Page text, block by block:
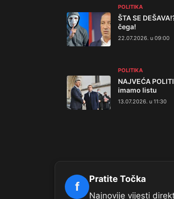
POLITIKA
ŠTA SE
čega!
22.07.2026. u 09:00
POLITIKA
NAJVEĆA
imamo listu
13.07.2026. u 11:30
f
Pratite Točka
Najnovije vijesti